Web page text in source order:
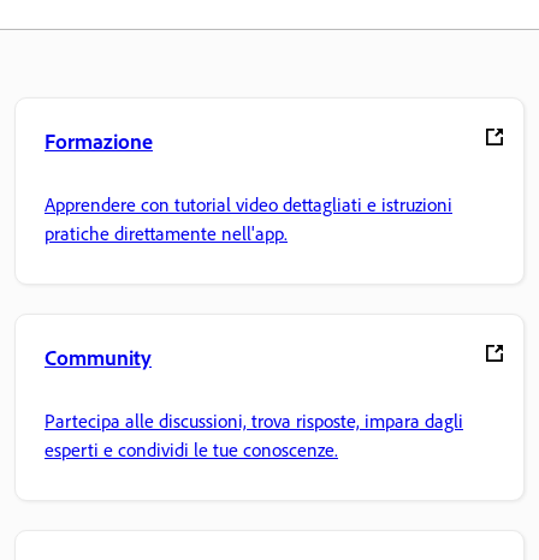
Formazione
Apprendere con tutorial video dettagliati e istruzioni
pratiche direttamente nell'app.
Community
Partecipa alle discussioni, trova risposte, impara dagli
esperti e condividi le tue conoscenze.